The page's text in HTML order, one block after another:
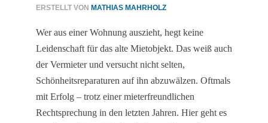
ERSTELLT VON MATHIAS MAHRHOLZ
Wer aus einer Wohnung auszieht, hegt keine
Leidenschaft für das alte Mietobjekt. Das weiß auch
der Vermieter und versucht nicht selten,
Schönheitsreparaturen auf ihn abzuwälzen. Oftmals
mit Erfolg – trotz einer mieterfreundlichen
Rechtsprechung in den letzten Jahren. Hier geht es